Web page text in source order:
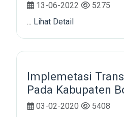
13-06-2022
5275
... Lihat Detail
Implemetasi
Pada Kabupaten
03-02-2020
5408